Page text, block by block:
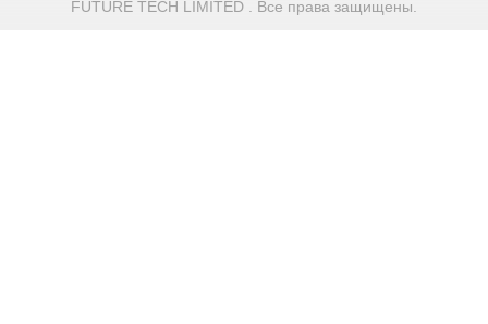
FUTURE TECH LIMITED . Все права защищены.